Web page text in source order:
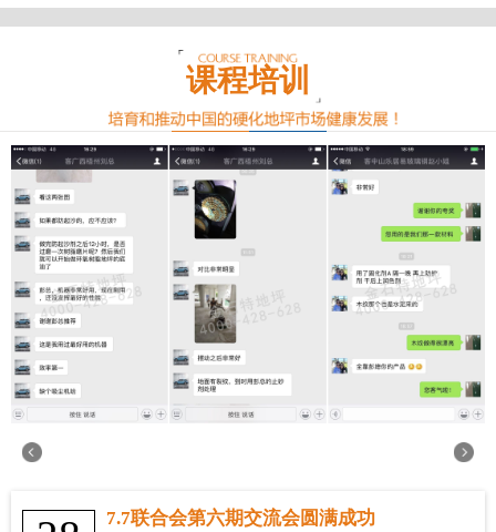
课程培训
7.7联合会第六期交流会圆满成功